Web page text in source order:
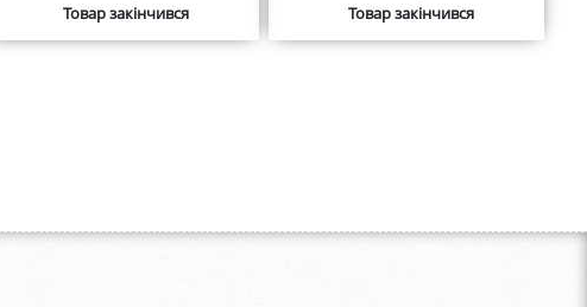
Товар закінчився Товар закінчився